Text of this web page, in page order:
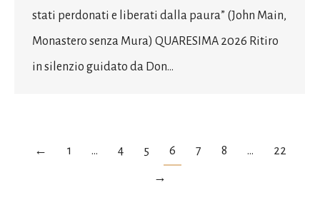
stati perdonati e liberati dalla paura” (John Main,
Monastero senza Mura) QUARESIMA 2026 Ritiro
in silenzio guidato da Don…
← 1 … 4 5 6 7 8 … 22
→